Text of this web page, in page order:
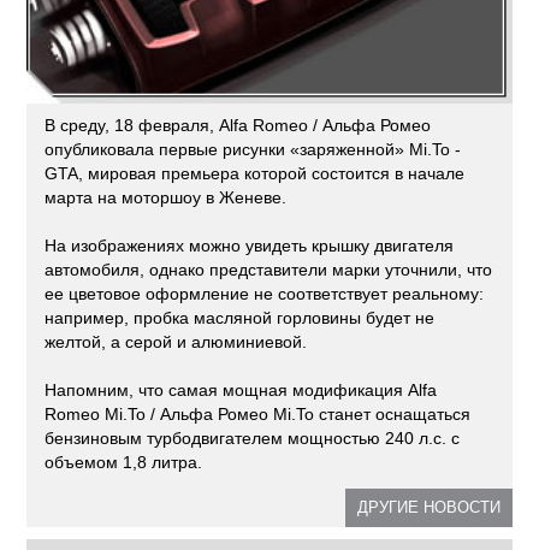
В среду, 18 февраля, Alfa Romeo / Альфа Ромео
опубликовала первые рисунки «заряженной» Mi.To -
GTA, мировая премьера которой состоится в начале
марта на моторшоу в Женеве.
На изображениях можно увидеть крышку двигателя
автомобиля, однако представители марки уточнили, что
ее цветовое оформление не соответствует реальному:
например, пробка масляной горловины будет не
желтой, а серой и алюминиевой.
Напомним, что самая мощная модификация Alfa
Romeo Mi.To / Альфа Ромео Mi.To станет оснащаться
бензиновым турбодвигателем мощностью 240 л.с. с
объемом 1,8 литра.
ДРУГИЕ НОВОСТИ